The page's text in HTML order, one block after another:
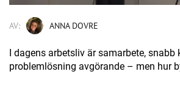
AV: ANNA DOVRE
I dagens arbetsliv är samarbete,
problemlösning avgörande – men hur